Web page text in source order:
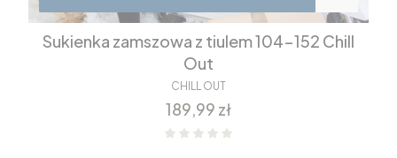
Sukienka zamszowa z tiulem 104-152 Chill
Out
CHILL OUT
Cena
189,99 zł